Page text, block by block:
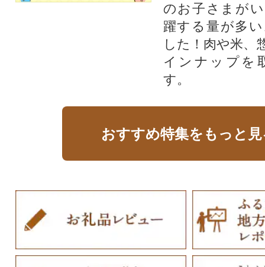
のお子さまが
躍する量が多
した！肉や米、
インナップを
す。
おすすめ特集をもっと